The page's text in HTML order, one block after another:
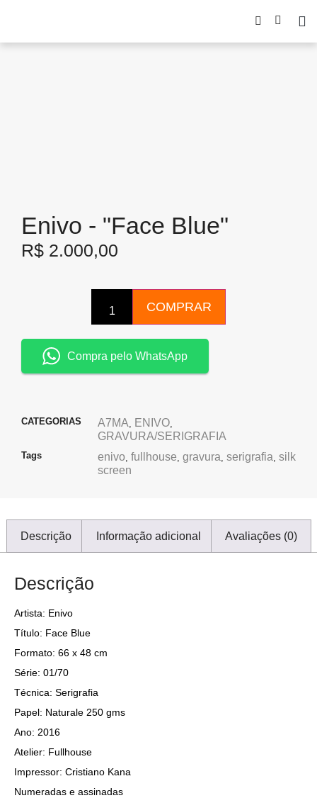
Enivo - "Face Blue"
R$ 2.000,00
COMPRAR
Compra pelo WhatsApp
CATEGORIAS A7MA, ENIVO,
GRAVURA/SERIGRAFIA
Tags enivo, fullhouse, gravura, serigrafia, silk
screen
Descrição Informação adicional Avaliações (0)
Descrição
Artista: Enivo
Título: Face Blue
Formato: 66 x 48 cm
Série: 01/70
Técnica: Serigrafia
Papel: Naturale 250 gms
Ano: 2016
Atelier: Fullhouse
Impressor: Cristiano Kana
Numeradas e assinadas